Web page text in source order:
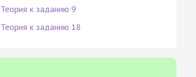
Теория к заданию 9
Теория к заданию 18